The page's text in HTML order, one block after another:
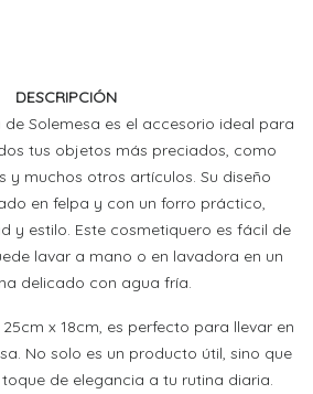
DESCRIPCIÓN
de Solemesa es el accesorio ideal para
tus objetos más preciados, como
y muchos otros artículos. Su diseño
en felpa y con un forro práctico,
y estilo. Este cosmetiquero es fácil de
lavar a mano o en lavadora en un
delicado con agua fría.
x 18cm, es perfecto para llevar en
No solo es un producto útil, sino que
de elegancia a tu rutina diaria.